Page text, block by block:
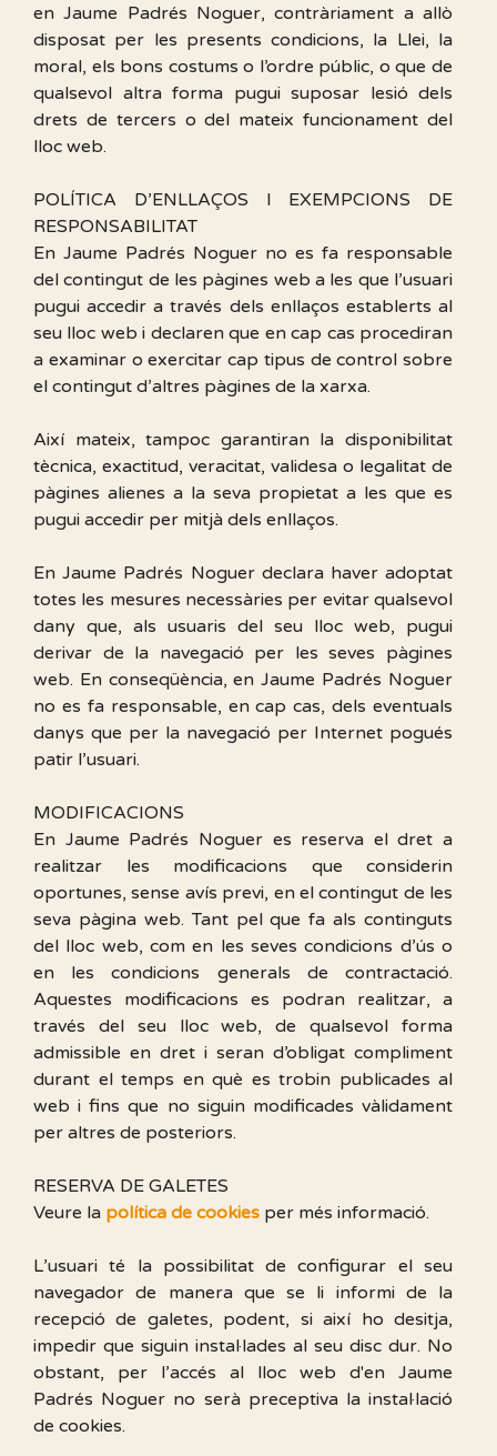
en Jaume Padrés Noguer, contràriament a allò
disposat per les presents condicions, la Llei, la
moral, els bons costums o l’ordre públic, o que de
qualsevol altra forma pugui suposar lesió dels
drets de tercers o del mateix funcionament del
lloc web.
POLÍTICA D’ENLLAÇOS I EXEMPCIONS DE
RESPONSABILITAT
En Jaume Padrés Noguer no es fa responsable
del contingut de les pàgines web a les que l’usuari
pugui accedir a través dels enllaços establerts al
seu lloc web i declaren que en cap cas procediran
a examinar o exercitar cap tipus de control sobre
el contingut d’altres pàgines de la xarxa.
Així mateix, tampoc garantiran la disponibilitat
tècnica, exactitud, veracitat, validesa o legalitat de
pàgines alienes a la seva propietat a les que es
pugui accedir per mitjà dels enllaços.
En Jaume Padrés Noguer declara haver adoptat
totes les mesures necessàries per evitar qualsevol
dany que, als usuaris del seu lloc web, pugui
derivar de la navegació per les seves pàgines
web. En conseqüència, en Jaume Padrés Noguer
no es fa responsable, en cap cas, dels eventuals
danys que per la navegació per Internet pogués
patir l’usuari.
MODIFICACIONS
En Jaume Padrés Noguer es reserva el dret a
realitzar les modificacions que considerin
oportunes, sense avís previ, en el contingut de les
seva pàgina web. Tant pel que fa als continguts
del lloc web, com en les seves condicions d’ús o
en les condicions generals de contractació.
Aquestes modificacions es podran realitzar, a
través del seu lloc web, de qualsevol forma
admissible en dret i seran d’obligat compliment
durant el temps en què es trobin publicades al
web i fins que no siguin modificades vàlidament
per altres de posteriors.
RESERVA DE GALETES
Veure la política de cookies per més informació.
L’usuari té la possibilitat de configurar el seu
navegador de manera que se li informi de la
recepció de galetes, podent, si així ho desitja,
impedir que siguin instal·lades al seu disc dur. No
obstant, per l’accés al lloc web d'en Jaume
Padrés Noguer no serà preceptiva la instal·lació
de cookies.